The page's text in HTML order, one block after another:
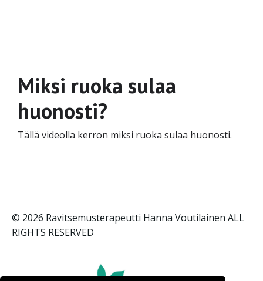
Miksi ruoka sulaa
huonosti?
Tällä videolla kerron miksi ruoka sulaa huonosti.
© 2026 Ravitsemusterapeutti Hanna Voutilainen ALL
RIGHTS RESERVED